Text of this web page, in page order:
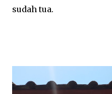
sudah tua.